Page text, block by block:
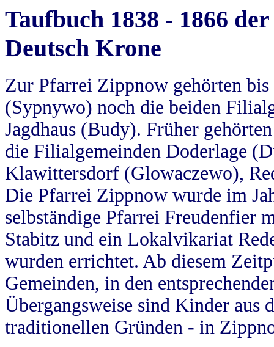
Taufbuch 1838 - 1866
Deutsch Krone
Zur Pfarrei Zippnow gehörten
(Sypnywo) noch die beiden
Jagdhaus (Budy). Früher
die Filialgemeinden Doderlage
Klawittersdorf (Glowaczewo),
Die Pfarrei Zippnow wurde im
selbständige Pfarrei Freudenfier
Stabitz und ein Lokalvikariat
wurden errichtet. Ab diesem
Gemeinden, in den
Übergangsweise sind Kinder aus
traditionellen Gründen - in